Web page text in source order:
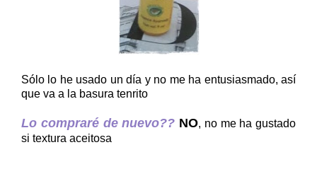
Sólo lo he usado un día y no me ha entusiasmado, así
que va a la basura tenrito
Lo compraré de nuevo?? NO, no me ha gustado
si textura aceitosa